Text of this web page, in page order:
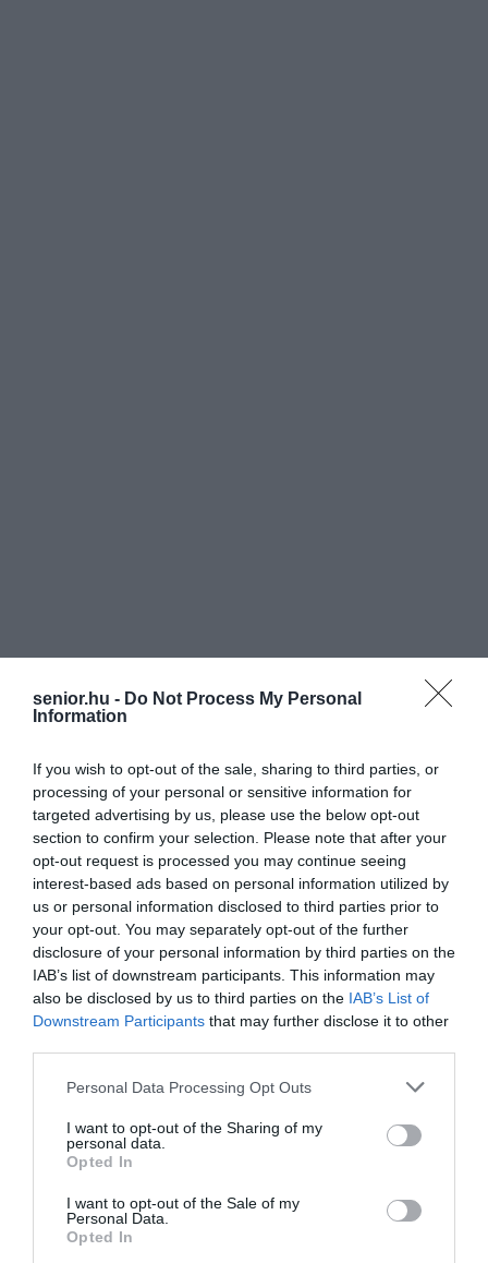
senior.hu - Do Not Process My Personal
Information
If you wish to opt-out of the sale, sharing to third parties, or
processing of your personal or sensitive information for
targeted advertising by us, please use the below opt-out
section to confirm your selection. Please note that after your
opt-out request is processed you may continue seeing
interest-based ads based on personal information utilized by
us or personal information disclosed to third parties prior to
your opt-out. You may separately opt-out of the further
disclosure of your personal information by third parties on the
IAB’s list of downstream participants. This information may
also be disclosed by us to third parties on the IAB’s List of
Downstream Participants that may further disclose it to other
Please note that this website/app uses one or more Google
not limited to your visit or usage behaviour. You may click to
grant or deny consent to Google and its third-party tags to
use your data for below specified purposes in below Google
consent section.
Personal Data Processing Opt Outs
I want to opt-out of the Sharing of my
personal data.
Opted In
I want to opt-out of the Sale of my
Personal Data.
Opted In